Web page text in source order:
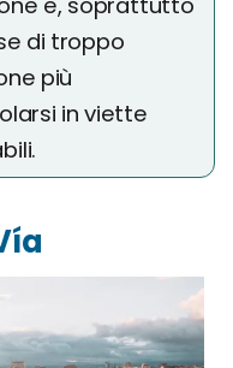
di troppo
più
in viette